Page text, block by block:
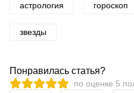
астрология гороскоп
звезды
Понравилась статья?
по оценке 5